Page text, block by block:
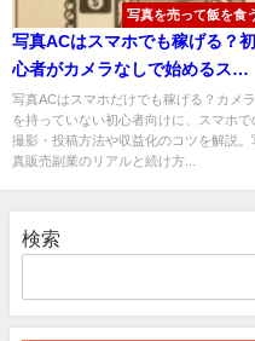
写真を売って飯を食
写真ACはスマホでも稼げる？初
心者がカメラなしで始めるスト
ックフォト副業
写真ACはスマホだけでも稼げる？カメラ
を持っていない初心者向けに、スマホで
撮影・投稿方法や収益化のコツを解説。
真販売副業のリアルと続け方...
検索